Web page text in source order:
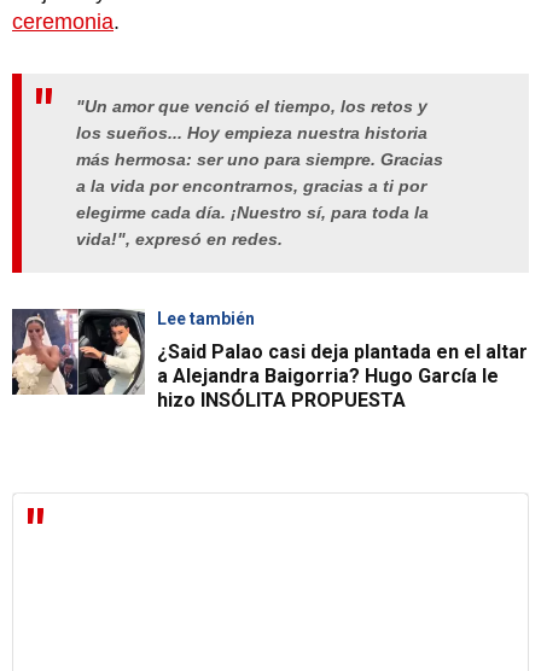
ceremonia.
"Un amor que venció el tiempo, los retos y
los sueños... Hoy empieza nuestra historia
más hermosa: ser uno para siempre. Gracias
a la vida por encontrarnos, gracias a ti por
elegirme cada día. ¡Nuestro sí, para toda la
vida!", expresó en redes.
Lee también
¿Said Palao casi deja plantada en el altar
a Alejandra Baigorria? Hugo García le
hizo INSÓLITA PROPUESTA